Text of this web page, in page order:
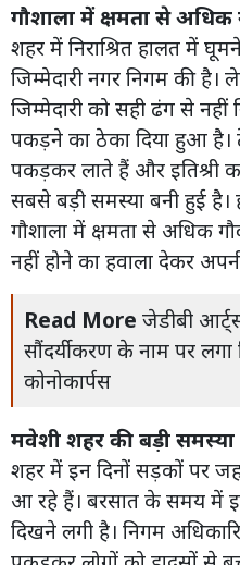
गौशाला में क्षमता से अधिक
शहर में निराश्रित हालत में
जिम्मेदारी नगर निगम की है।
जिम्मेदारी को सही ढंग से नहीं
पकड़ने का ठेका दिया हुआ है।
पकड़कर लाते हैं और इतिश्री
सबसे बड़ी समस्या बनी हुई है।
गौशाला में क्षमता से अधिक
नहीं होने का हवाला देकर
Read More जेडीबी
सौंदर्यीकरण के नाम पर लगा
कोनोकार्पस
मवेशी शहर की बड़ी समस्या
शहर में इन दिनों सड़कों पर
आ रहे हैं। बरसात के समय में
दिखने लगी है। निगम